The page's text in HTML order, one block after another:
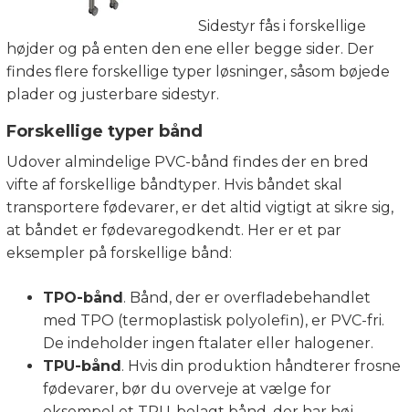
Sidestyr fås i forskellige
højder og på enten den ene eller begge sider. Der
findes flere forskellige typer løsninger, såsom bøjede
plader og justerbare sidestyr.
Forskellige typer bånd
Udover almindelige PVC-bånd findes der en bred
vifte af forskellige båndtyper. Hvis båndet skal
transportere fødevarer, er det altid vigtigt at sikre sig,
at båndet er fødevaregodkendt. Her er et par
eksempler på forskellige bånd:
TPO-bånd. Bånd, der er overfladebehandlet
med TPO (termoplastisk polyolefin), er PVC-fri.
De indeholder ingen ftalater eller halogener.
TPU-bånd. Hvis din produktion håndterer frosne
fødevarer, bør du overveje at vælge for